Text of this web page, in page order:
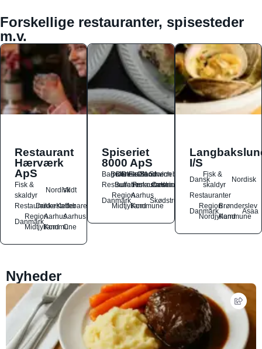
Forskellige restauranter, spisesteder
m.v.
Restaurant
Hærværk
ApS
Fisk &
skaldyr
NordiskVildt
RestauranterDrikkesteder
Kaffebarer
Danmark
Region
Midtjylland
Aarhus
Kommune
Aarhus
C
Spiseriet
8000 ApS
Bagværk
Buffet
Dansk
Dessert
Fastfood
Ost
Sandwich
Smørrebrød
Restauranter
Buffetrestauranter
Frokostrestauranter
Catering
Danmark
Region
Midtjylland
Aarhus
Kommune
Skødstrup
I/S
Dansk
Fisk &
skaldyr
Nordisk
Restauranter
Danmark
Region
Nordjylland
Brønderslev
Kommune
Asaa
Nyheder